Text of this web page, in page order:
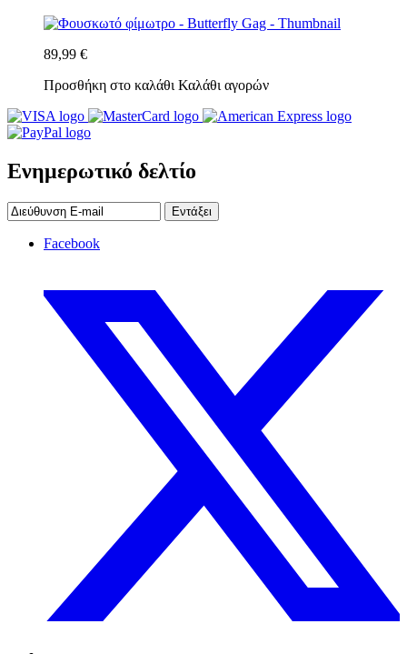
89,99 €
Προσθήκη στο καλάθι Καλάθι αγορών
Ενημερωτικό δελτίο
Εντάξει
Facebook